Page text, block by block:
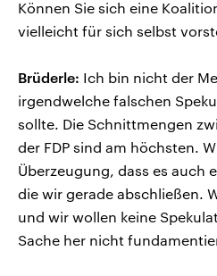
Können Sie sich eine
vielleicht für sich selbst
Brüderle: Ich bin nicht der
irgendwelche falschen
sollte. Die Schnittmengen
der FDP sind am höchsten.
Überzeugung, dass es auch
die wir gerade abschließen.
und wir wollen keine
Sache her nicht